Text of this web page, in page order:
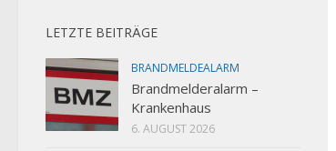
LETZTE BEITRÄGE
BRANDMELDEALARM
Brandmelderalarm –
Krankenhaus
6. AUGUST 2026